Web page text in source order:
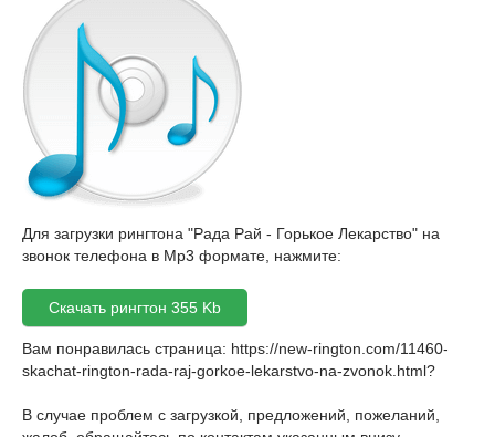
Для загрузки рингтона "Рада Рай - Горькое Лекарство" на
звонок телефона в Mp3 формате, нажмите:
Скачать рингтон 355 Kb
Вам понравилась страница: https://new-rington.com/11460-
skachat-rington-rada-raj-gorkoe-lekarstvo-na-zvonok.html?
В случае проблем с загрузкой, предложений, пожеланий,